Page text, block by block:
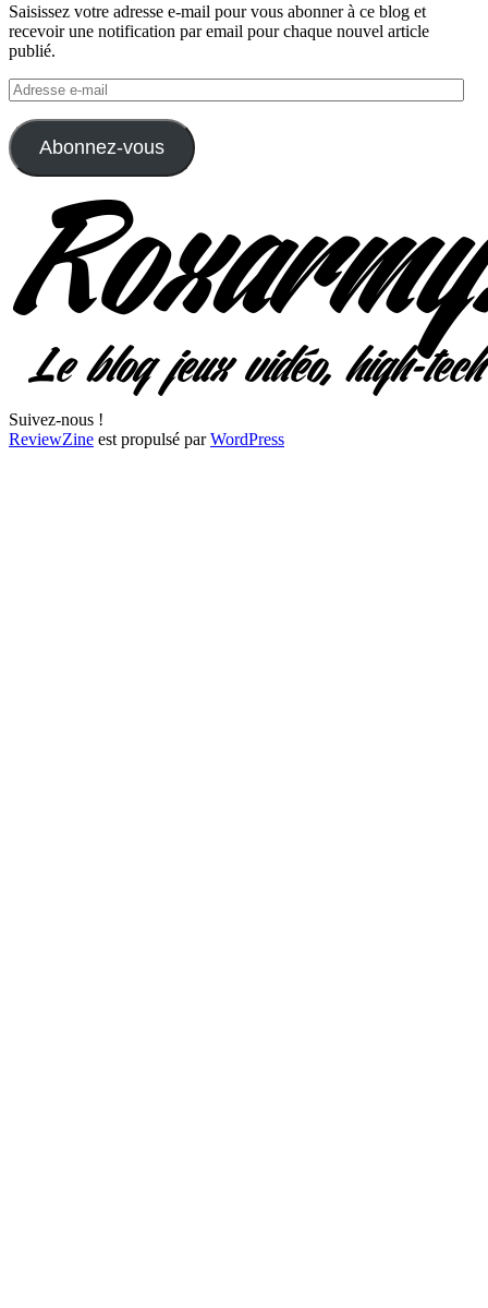
Saisissez votre adresse e-mail pour vous abonner à ce blog et
recevoir une notification par email pour chaque nouvel article
publié.
Adresse
e-
mail
Abonnez-vous
Suivez-nous !
ReviewZine est propulsé parWordPress